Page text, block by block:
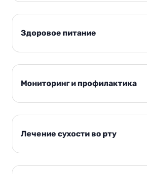
Здоровое питание
Мониторинг и профилактика
Лечение сухости во рту